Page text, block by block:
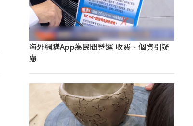
海外網購App為民間營運 收費、個資引疑
慮